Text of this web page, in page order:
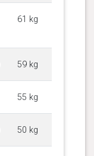
61 kg
59 kg
55 kg
50 kg